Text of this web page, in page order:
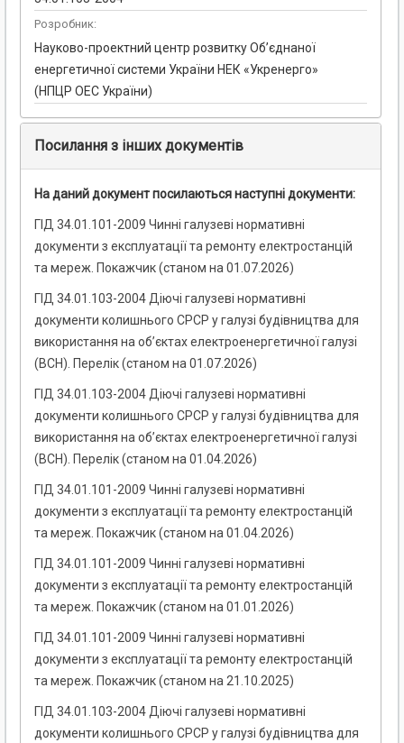
Розробник:
Науково-проектний центр розвитку Об’єднаної
енергетичної системи України НЕК «Укренерго»
(НПЦР ОЕС України)
Посилання з інших документів
На даний документ посилаються наступні документи:
ГІД 34.01.101-2009 Чинні галузеві нормативні
документи з експлуатації та ремонту електростанцій
та мереж. Покажчик (станом на 01.07.2026)
ГІД 34.01.103-2004 Діючі галузеві нормативні
документи колишнього СРСР у галузі будівництва для
використання на об’єктах електроенергетичної галузі
(ВСН). Перелік (станом на 01.07.2026)
ГІД 34.01.103-2004 Діючі галузеві нормативні
документи колишнього СРСР у галузі будівництва для
використання на об’єктах електроенергетичної галузі
(ВСН). Перелік (станом на 01.04.2026)
ГІД 34.01.101-2009 Чинні галузеві нормативні
документи з експлуатації та ремонту електростанцій
та мереж. Покажчик (станом на 01.04.2026)
ГІД 34.01.101-2009 Чинні галузеві нормативні
документи з експлуатації та ремонту електростанцій
та мереж. Покажчик (станом на 01.01.2026)
ГІД 34.01.101-2009 Чинні галузеві нормативні
документи з експлуатації та ремонту електростанцій
та мереж. Покажчик (станом на 21.10.2025)
ГІД 34.01.103-2004 Діючі галузеві нормативні
документи колишнього СРСР у галузі будівництва для